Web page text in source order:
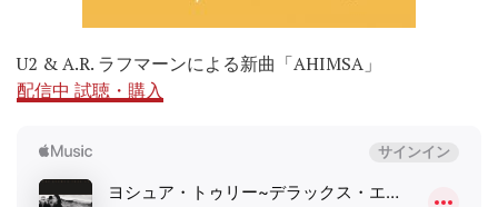
U2 & A.R. ラフマーンによる新曲「AHIMSA」
配信中 試聴・購入